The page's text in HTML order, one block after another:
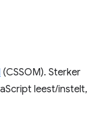
(CSSOM). Sterker
leest/instelt,